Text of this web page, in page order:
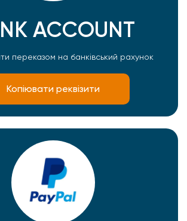
ACCOUNT
переказом на банківський рахунок
Копіювати реквізити